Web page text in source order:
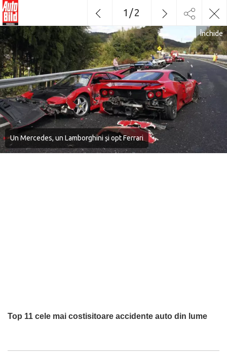
Un Mercedes, un Lamborghini și opt Ferrari
Top 11 cele mai costisitoare accidente auto din lume
Închide
1 /2